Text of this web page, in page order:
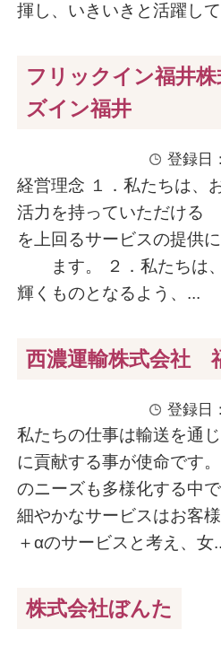
揮し、いきいきと活躍し
フリックイン福井
ズイン福井
登録日
経営理念 １．私たちは、
活力を持っていただけ
を上回るサービスの提供
ます。 ２．私たちは
輝くものとなるよう、...
西濃運輸株式会社
登録日
私たちの仕事は輸送を通
に貢献する事が使命です
のニーズも多様化する中
細やかなサービスはお客
＋αのサービスと考え、女
株式会社ぼんた